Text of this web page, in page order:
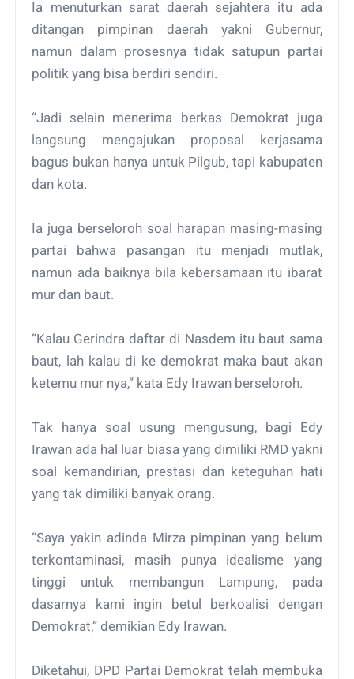
Ia menuturkan sarat daerah sejahtera itu ada
ditangan pimpinan daerah yakni Gubernur,
namun dalam prosesnya tidak satupun partai
politik yang bisa berdiri sendiri.
“Jadi selain menerima berkas Demokrat juga
langsung mengajukan proposal kerjasama
bagus bukan hanya untuk Pilgub, tapi kabupaten
dan kota.
Ia juga berseloroh soal harapan masing-masing
partai bahwa pasangan itu menjadi mutlak,
namun ada baiknya bila kebersamaan itu ibarat
mur dan baut.
“Kalau Gerindra daftar di Nasdem itu baut sama
baut, lah kalau di ke demokrat maka baut akan
ketemu mur nya,” kata Edy Irawan berseloroh.
Tak hanya soal usung mengusung, bagi Edy
Irawan ada hal luar biasa yang dimiliki RMD yakni
soal kemandirian, prestasi dan keteguhan hati
yang tak dimiliki banyak orang.
“Saya yakin adinda Mirza pimpinan yang belum
terkontaminasi, masih punya idealisme yang
tinggi untuk membangun Lampung, pada
dasarnya kami ingin betul berkoalisi dengan
Demokrat,” demikian Edy Irawan.
Diketahui, DPD Partai Demokrat telah membuka